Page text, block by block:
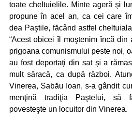
toate cheltuielile. Minte ageră şi
propune în acel an, ca cei care
dea Paştile, făcând astfel
“Acest obicei îl moştenim încă din
prigoana comunismului peste noi,
au fost deportaţi din sat şi a
mult săracă, ca după război.
Vinerea, Sabău Ioan, s-a gândit
menţină tradiţia Paştelui, să
povesteşte un locuitor din Vinerea.